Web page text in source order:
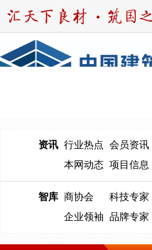
资讯 行业热点 会员资讯
本网动态 项目信息
智库 商协会
科技专家
企业领袖 品牌专家